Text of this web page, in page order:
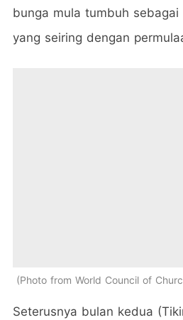
bunga mula tumbuh sebagai
yang seiring dengan
Photo from World Council of
Seterusnya bulan kedua